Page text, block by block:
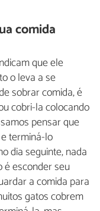
comida
que ele
o leva a se
sobrar comida, é
cobri-la colocando
pensar que
terminá-lo
dia seguinte, nada
é esconder seu
a comida para
gatos cobrem